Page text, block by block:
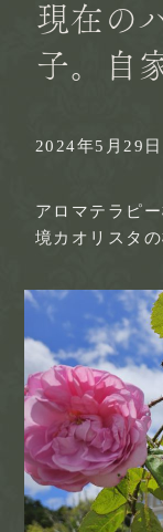
現在の
子。自
2024年5月29
アロマテラピ
境カオリスタ